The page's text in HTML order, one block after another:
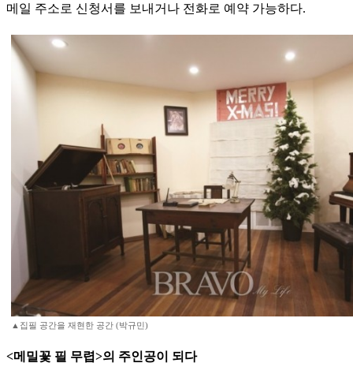
메일 주소로 신청서를 보내거나 전화로 예약 가능하다.
▲집필 공간을 재현한 공간 (박규민)
<메밀꽃 필 무렵>의 주인공이 되다